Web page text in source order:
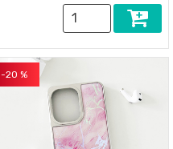
-20 %